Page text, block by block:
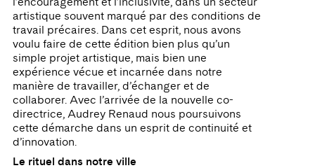
artistique souvent marqué par des conditions de
travail précaires. Dans cet esprit, nous avons
voulu faire de cette édition bien plus qu’un
simple projet artistique, mais bien une
expérience vécue et incarnée dans notre
manière de travailler, d’échanger et de
collaborer. Avec l’arrivée de la nouvelle co-
directrice, Audrey Renaud nous poursuivons
cette démarche dans un esprit de continuité et
d’innovation.
Le rituel dans notre ville